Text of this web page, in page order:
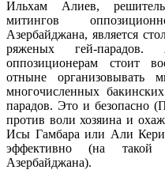
Ильхам Алиев,
митингов
Азербайджана, является
ряженых гей-парадов.
оппозиционерам стоит
отныне организовывать
многочисленных
парадов. Это и безопасно
против воли хозяина и
Исы Гамбара или Али
эффективно (на такой
Азербайджана).